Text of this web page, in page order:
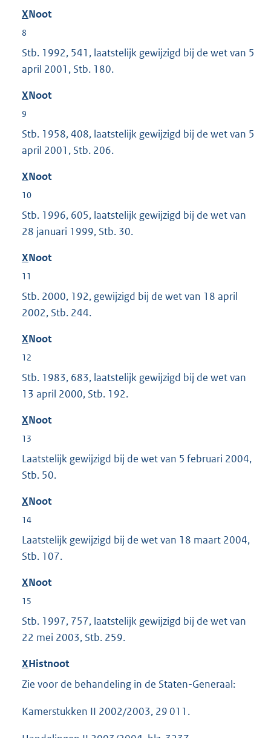
XNoot
8
Stb. 1992, 541, laatstelijk gewijzigd bij de wet van 5
april 2001, Stb. 180.
XNoot
9
Stb. 1958, 408, laatstelijk gewijzigd bij de wet van 5
april 2001, Stb. 206.
XNoot
10
Stb. 1996, 605, laatstelijk gewijzigd bij de wet van
28 januari 1999, Stb. 30.
XNoot
11
Stb. 2000, 192, gewijzigd bij de wet van 18 april
2002, Stb. 244.
XNoot
12
Stb. 1983, 683, laatstelijk gewijzigd bij de wet van
13 april 2000, Stb. 192.
XNoot
13
Laatstelijk gewijzigd bij de wet van 5 februari 2004,
Stb. 50.
XNoot
14
Laatstelijk gewijzigd bij de wet van 18 maart 2004,
Stb. 107.
XNoot
15
Stb. 1997, 757, laatstelijk gewijzigd bij de wet van
22 mei 2003, Stb. 259.
XHistnoot
Zie voor de behandeling in de Staten-Generaal:
Kamerstukken II 2002/2003, 29 011.